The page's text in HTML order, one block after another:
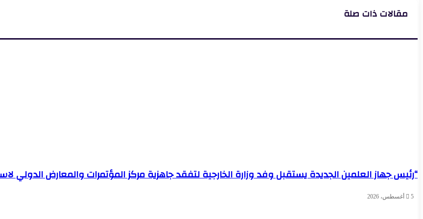
للدفاع
حلم
ويتكفل
مقالات ذات صلة
“رئيس جهاز العلمين الجديدة يستقبل وفد وزارة الخارجية لتفقد جاهزية مركز المؤتمرات والمعارض الدولي
5 أغسطس، 2026